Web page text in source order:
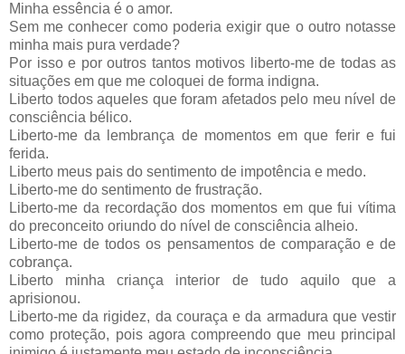
Minha essência é o amor.
Sem me conhecer como poderia exigir que o outro notasse
minha mais pura verdade?
Por isso e por outros tantos motivos liberto-me de todas as
situações em que me coloquei de forma indigna.
Liberto todos aqueles que foram afetados pelo meu nível de
consciência bélico.
Liberto-me da lembrança de momentos em que ferir e fui
ferida.
Liberto meus pais do sentimento de impotência e medo.
Liberto-me do sentimento de frustração.
Liberto-me da recordação dos momentos em que fui vítima
do preconceito oriundo do nível de consciência alheio.
Liberto-me de todos os pensamentos de comparação e de
cobrança.
Liberto minha criança interior de tudo aquilo que a
aprisionou.
Liberto-me da rigidez, da couraça e da armadura que vestir
como proteção, pois agora compreendo que meu principal